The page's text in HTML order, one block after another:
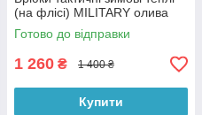
(на флісі) MILITARY олива
Готово до відправки
1 260 ₴ 1 400 ₴
Купити